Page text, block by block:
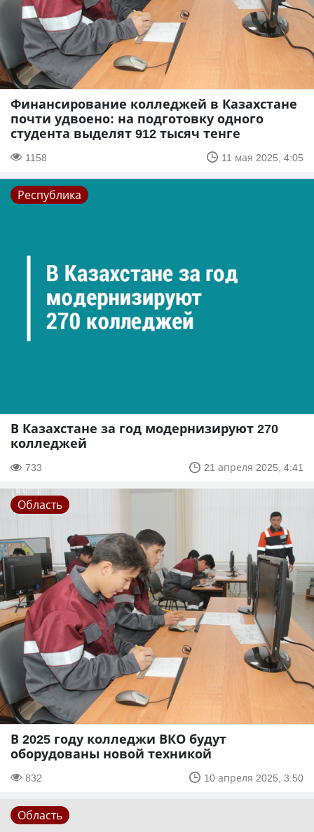
Финансирование колледжей в Казахстане
почти удвоено: на подготовку одного
студента выделят 912 тысяч тенге
1158 11 мая 2025, 4:05
Республика
В Казахстане за год модернизируют 270
колледжей
733 21 апреля 2025, 4:41
Область
В 2025 году колледжи ВКО будут
оборудованы новой техникой
832 10 апреля 2025, 3:50
Область